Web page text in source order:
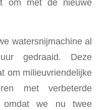
om met de nieuwe
watersnijmachine al
gedraaid. Deze
om milieuvriendelijke
met verbeterde
omdat we nu twee